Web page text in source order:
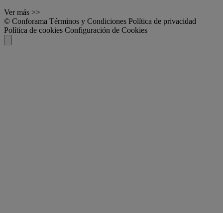
Ver más >>
© Conforama Términos y Condiciones Política de privacidad
Política de cookies Configuración de Cookies